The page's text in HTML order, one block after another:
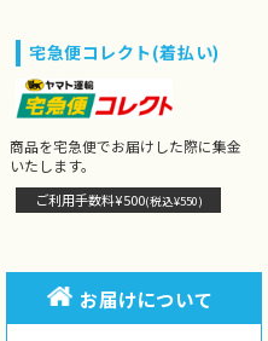
宅急便コレクト(着払い)
商品を宅急便でお届けした際に集金
いたします。
ご利用手数料¥500(税込¥550)
お届けについて